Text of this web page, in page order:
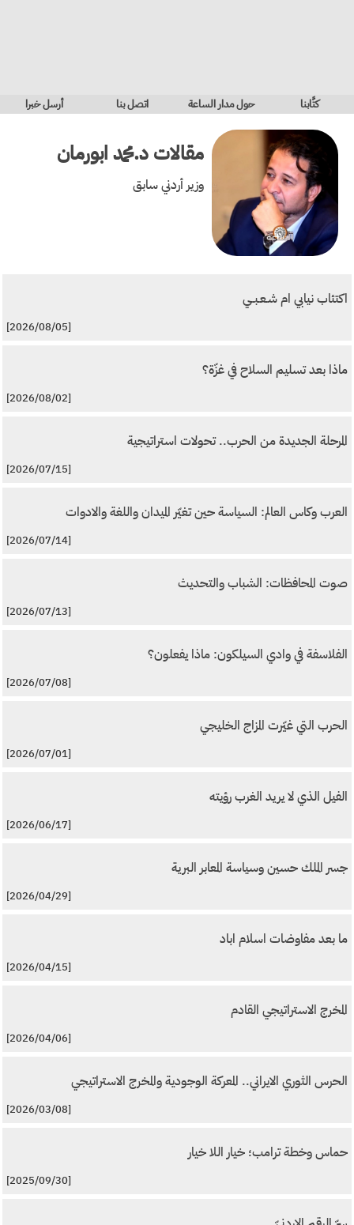
كتَّابنا حول مدار الساعة اتصل بنا أرسل خبرا
مقالاتد.محمد ابورمان
وزير أردني سابق
اكتئاب نيابي ام شـعـبــي
[2026/08/05]
ماذا بعد تسليم السلاح في غزّة؟
[2026/08/02]
المرحلة الجديدة من الحرب.. تحولات استراتيجية
[2026/07/15]
العرب وكاس العالم: السياسة حين تغيّر الميدان واللغة والادوات
[2026/07/14]
صوت المحافظات: الشباب والتحديث
[2026/07/13]
الفلاسفة في وادي السيلكون: ماذا يفعلون؟
[2026/07/08]
الحرب التي غيّرت المزاج الخليجي
[2026/07/01]
الفيل الذي لا يريد الغرب رؤيته
[2026/06/17]
جسر الملك حسين وسياسة المعابر البرية
[2026/04/29]
ما بعد مفاوضات اسلام اباد
[2026/04/15]
المخرج الاستراتيجي القادم
[2026/04/06]
الحرس الثوري الايراني.. المعركة الوجودية والمخرج الاستراتيجي
[2026/03/08]
حماس وخطة ترامب؛ خيار اللا خيار
[2025/09/30]